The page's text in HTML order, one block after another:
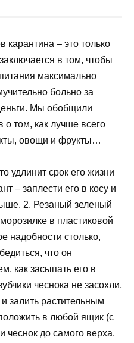
карантина – это только
в том, чтобы
максимально
больно за
Мы обобщили
о том, как лучше всего
овощи и фрукты…
удлинит срок его жизни
– заплести его в косу и
2. Резаный зеленый
в пластиковой
надобности столько,
что он
как засыпать его в
чеснока не засохли,
залить растительным
в любой ящик (с
чеснок до самого верха.